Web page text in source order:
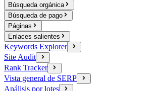
Búsqueda orgánica
Búsqueda de pago
Páginas
Enlaces salientes
Keywords Explorer
Site Audit
Rank Tracker
Vista general de SERP
Análisis por lotes